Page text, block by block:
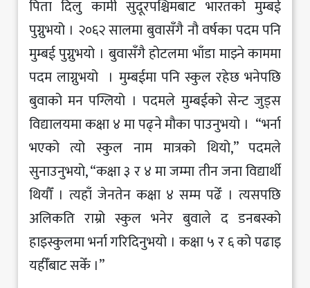
पिता दिलु कामी सुदूरपश्चिमबाट भारतको मुम्बई
पुग्नुभयो । २०६२ सालमा बुवासँगै नौ वर्षका पदम पनि
मुम्बई पुग्नुभयो । बुवासँगै होटलमा भाँडा माझ्ने काममा
पदम लाग्नुभयो । मुम्बईमा पनि स्कुल रहेछ भनेपछि
बुवाको मन पग्लियो । पदमले मुम्बईको सेन्ट जुड्स
विद्यालयमा कक्षा ४ मा पढ्ने मौका पाउनुभयो । “भर्ना
भएको त्यो स्कुल नाम मात्रको थियो,” पदमले
सुनाउनुभयो, “कक्षा ३ र ४ मा जम्मा तीन जना विद्यार्थी
थियौँ । त्यहाँ जेनतेन कक्षा ४ सम्म पढेँ । त्यसपछि
अलिकति राम्रो स्कुल भनेर बुवाले द डनबस्को
हाइस्कुलमा भर्ना गरिदिनुभयो । कक्षा ५ र ६ को पढाइ
यहीँबाट सकेँ ।”